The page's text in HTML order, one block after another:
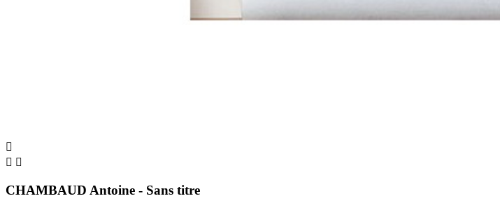

 
CHAMBAUD Antoine - Sans titre